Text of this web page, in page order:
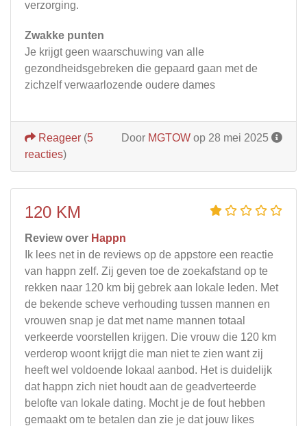
verzorging.
Zwakke punten
Je krijgt geen waarschuwing van alle
gezondheidsgebreken die gepaard gaan met de
zichzelf verwaarlozende oudere dames
Door MGTOW op 28 mei 2025
Reageer (5
reacties)
120 KM
Review over Happn
Ik lees net in de reviews op de appstore een reactie
van happn zelf. Zij geven toe de zoekafstand op te
rekken naar 120 km bij gebrek aan lokale leden. Met
de bekende scheve verhouding tussen mannen en
vrouwen snap je dat met name mannen totaal
verkeerde voorstellen krijgen. Die vrouw die 120 km
verderop woont krijgt die man niet te zien want zij
heeft wel voldoende lokaal aanbod. Het is duidelijk
dat happn zich niet houdt aan de geadverteerde
belofte van lokale dating. Mocht je de fout hebben
gemaakt om te betalen dan zie je dat jouw likes